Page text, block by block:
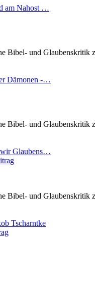
am Nahost …
Bibel- und Glaubenskritik
Dämonen -…
Bibel- und Glaubenskritik
wir Glaubens…
Bibel- und Glaubenskritik
Tscharntke